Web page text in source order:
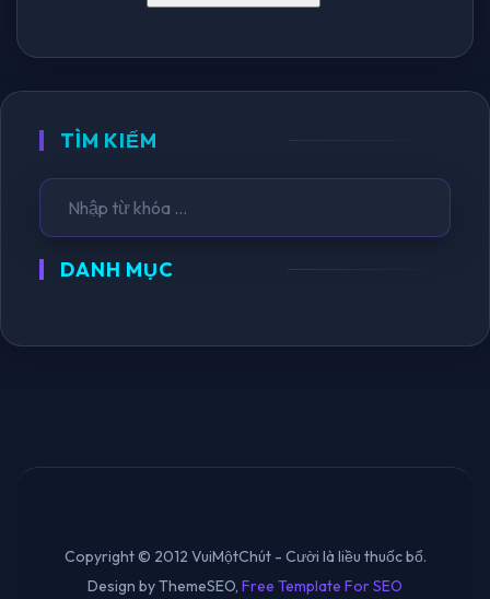
TÌM KIẾM
DANH MỤC
Copyright © 2012 VuiMộtChút - Cười là liều thuốc bổ.
Design by ThemeSEO, Free Template For SEO